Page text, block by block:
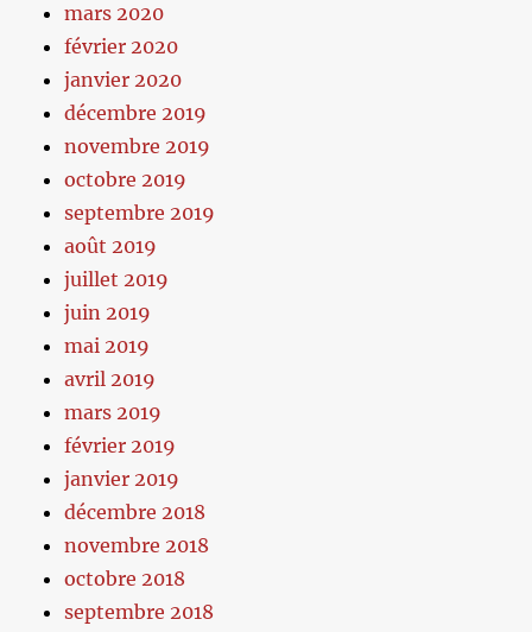
mars 2020
février 2020
janvier 2020
décembre 2019
novembre 2019
octobre 2019
septembre 2019
août 2019
juillet 2019
juin 2019
mai 2019
avril 2019
mars 2019
février 2019
janvier 2019
décembre 2018
novembre 2018
octobre 2018
septembre 2018